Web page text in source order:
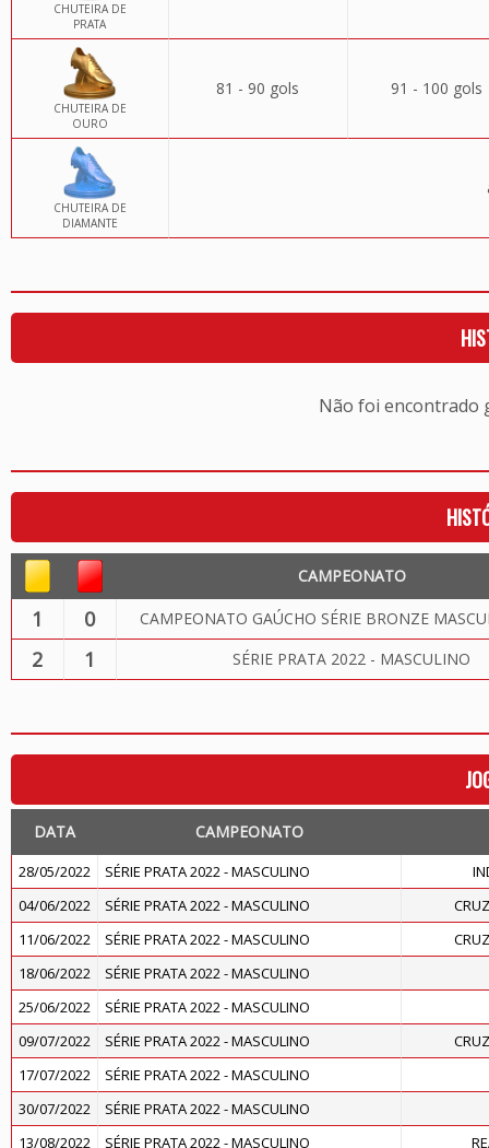
CHUTEIRA DE
PRATA
CHUTEIRA DE
OURO
81 - 90 gols 91 - 100 gols
CHUTEIRA DE
DIAMANTE
Não foi encontrado
CAMPEONATO
1 0 CAMPEONATO GAÚCHO SÉRIE BRONZE
2 1 SÉRIE PRATA 2022 - MASCULINO
DATA CAMPEONATO
28/05/2022 SÉRIE PRATA 2022 - MASCULINO
04/06/2022
SÉRIE PRATA 2022 - MASCULINO
11/06/2022
SÉRIE PRATA 2022 - MASCULINO
18/06/2022
SÉRIE PRATA 2022 - MASCULINO
25/06/2022
SÉRIE PRATA 2022 - MASCULINO
09/07/2022
SÉRIE PRATA 2022 - MASCULINO
17/07/2022
SÉRIE PRATA 2022 - MASCULINO
30/07/2022
SÉRIE PRATA 2022 - MASCULINO
13/08/2022
SÉRIE PRATA 2022 - MASCULINO